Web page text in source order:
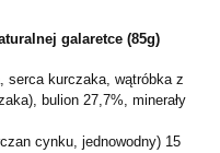
galaretce (85g)
serca kurczaka, wątróbka z
bulion 27,7%, minerały
cynku, jednowodny) 15